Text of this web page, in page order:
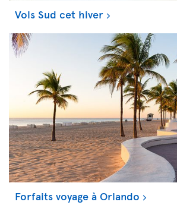
Vols Sud cet hiver
Forfaits voyage à Orlando